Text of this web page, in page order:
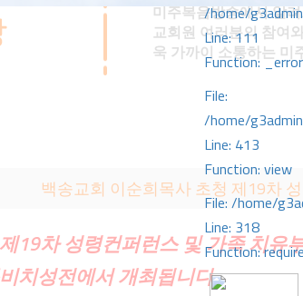
/home/
Line: 111
Function:
File:
/home/
Line: 413
Function: view
File: /home/
Line: 318
Function:
미주복음방송에서 알
교회원 여러분의 참여
욱 가까이 소통하는 미
백송교회 이순희목사 초청 제19차
19차 성령컨퍼런스 및 가족 치유
치성전에서 개최됩니다.